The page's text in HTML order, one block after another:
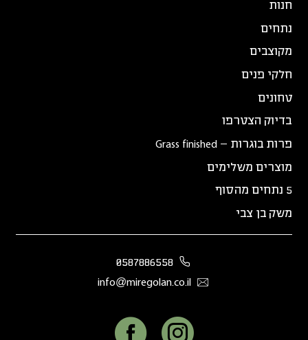
חנות
נתחים
מקוצבים
חלקי פנים
טחונים
בדיוק הצטרפו
פרות בוגרות – Grass finished
מוצרים משלימים
5 נתחים מהסוף
משק בן צבי
0587886558
info@miregolan.co.il